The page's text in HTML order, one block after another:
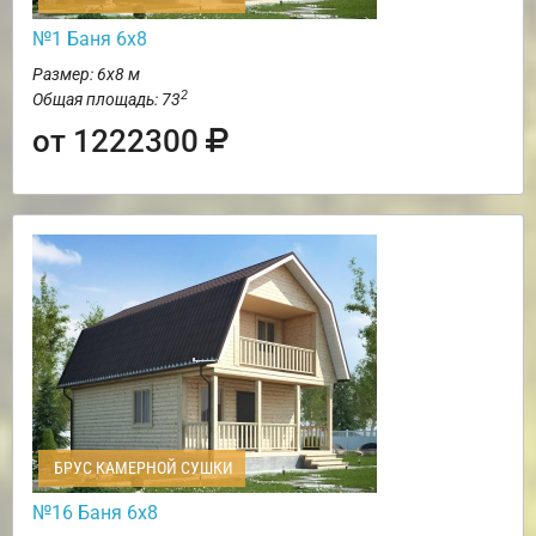
№1 Баня 6х8
Размер: 6х8 м
Общая площадь: 732
от 1222300
БРУС КАМЕРНОЙ СУШКИ
№16 Баня 6х8